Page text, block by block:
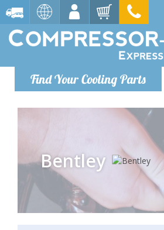
Find Your Cooling Parts
Bentley